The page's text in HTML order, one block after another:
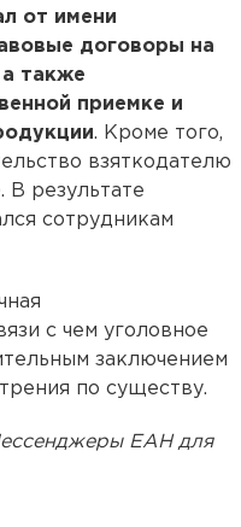
от имени
договоры на
а также
приемке и
. Кроме того,
взяткодателю
В результате
сотрудникам
с чем уголовное
заключением
по существу.
ЕАН для